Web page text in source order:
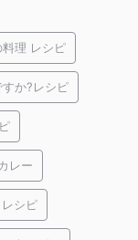
料理 レシピ
すか?レシピ
カレー
シピ